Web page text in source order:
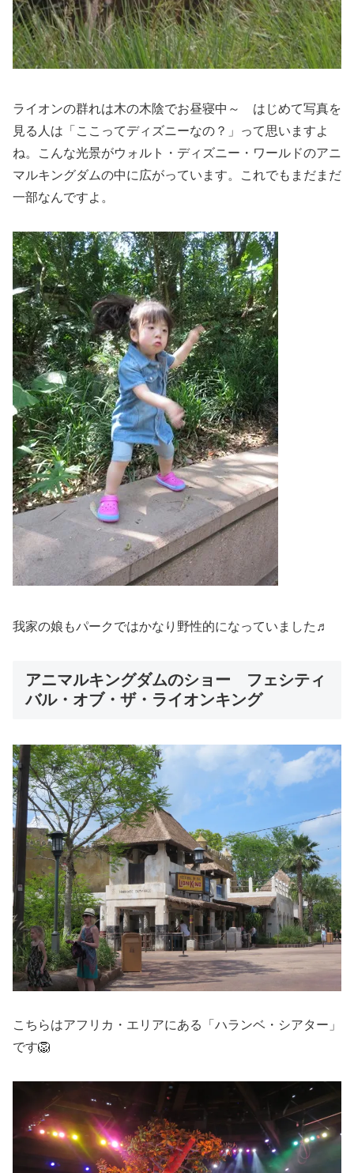
ライオンの群れは木の木陰でお昼寝中～ はじめて写真を
見る人は「ここってディズニーなの？」って思いますよ
ね。こんな光景がウォルト・ディズニー・ワールドのアニ
マルキングダムの中に広がっています。これでもまだまだ
一部なんですよ。
我家の娘もパークではかなり野性的になっていました♬
アニマルキングダムのショー フェシティ
バル・オブ・ザ・ライオンキング
こちらはアフリカ・エリアにある「ハランベ・シアター」
です🦁